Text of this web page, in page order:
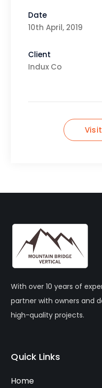
Date
10th April, 2019
Client
Indux Co
With over 10 years of
partner with owners and
high-quality projects.
Quick Links
Home